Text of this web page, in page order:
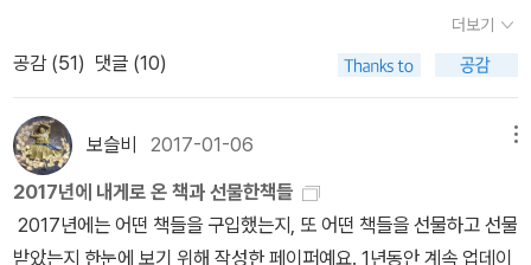
까 말까 고민하는 그 사이에 맘에 들었던 상대방은 시야에서 사라진
지 오래다. 현대인들은 더 이상 병 속에 편지를 담지 않는다. 그들은
긴다. 《우리 궁궐 이야기》를 통해 독자들의 궁궐 보는 눈을 한 단
계 높였던 홍순민 교수가, 그동안 더 깊어진 이해와 공부를 두 권의 책
으로 묶어 돌아왔다.상권은 궁궐을 이해하기 위한 개론에 해당한다.
궁궐이 자리한 서울을 둘러보는 것으로 시작해, 궁궐이 어떤 곳이었
는지, 어떻게 짜인 공간이었는지를 설명한다. 궁궐의 역사를 따라가
부탁을 드렸어요.^^그리고 굿즈로 앨리스 유리컵을 함께 보내 주셨답
니다.^^모두 마음에 쏙 드는 생일 선물입니다. 앨리스 유리컵은 잘 사
용(?)이 아니라 잘 모셔 놓고 눈으로 즐기고,책들은 행복하게 즐독할
께요.^^다시 한번 감사드립니다.*^^* 브라이언 마이클 벤디스의 <
데어데블 얼티밋 컬렉션 1> 그래픽 노블입니다.그리고 인기가 많았
던 '도깨비' <도깨비 포토에세이> 책이랍니다.예판이 끝나서 사인본
이 아니라고 생각했었는데 페이지를 넘기다가 깜짝 놀랐어요.인쇄지
더보기
공감 (51) 댓글 (10)
보슬비 2017-01-06
2017년에 내게로 온 책과 선물한책들
2017년에는 어떤 책들을 구입했는지, 또 어떤 책들을 선물하고 선물
받았는지 한눈에 보기 위해 작성한 페이퍼예요. 1년동안 계속 업데이